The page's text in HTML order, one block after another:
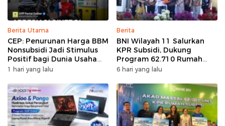
Berita Utama
CEP: Penurunan Harga BBM
Nonsubsidi Jadi Stimulus
Positif bagi Dunia Usaha
dan Pertumbuhan Ekonomi
1 hari yang lalu
Berita
BNI Wilayah 11 Salurkan
KPR Subsidi, Dukung
Program 62.710 Rumah
Bersubsidi
6 hari yang lalu